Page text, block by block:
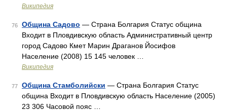
Википедия
76 Община Садово — Страна Болгария Статус община
Входит в Пловдивскую область Административный центр
город Садово Кмет Марин Драганов Йосифов
Население (2008) 15 145 человек …
Википедия
77 Община Стамболийски — Страна Болгария Статус
община Входит в Пловдивскую область Население (2005)
23 306 Часовой пояс …